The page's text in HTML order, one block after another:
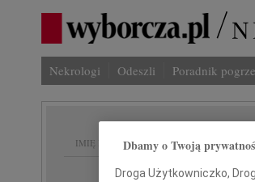
Nekrologi Odeszli Poradnik
IMIĘ I NAZWISKO:
REGION: Warszawa
Dbamy o Twoją
Droga Użytkowniczko,